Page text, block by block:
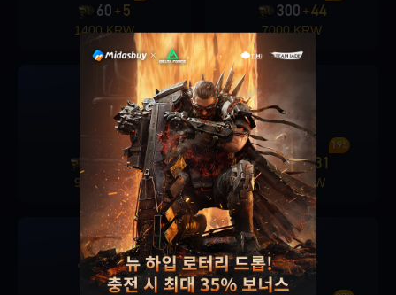
Singapore
좋아요
60 + 5
1400 KRW
300 +44
7000 KRW
420 +74
18%
9800 KRW
680+131
19%
14000 KRW
OK